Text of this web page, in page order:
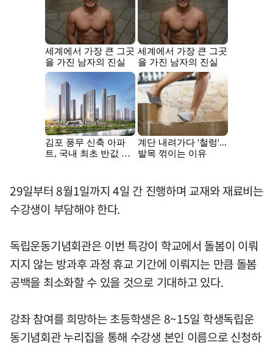
29일부터 8월1일까지 4일 간 진행하며 교재와 재료비는
수강생이 부담해야 한다.
독립운동기념회관은 이번 특강이 학교에서 돌봄이 이뤄
지지 않는 방과후 과정 휴교 기간에 이뤄지는 만큼 돌봄
공백을 최소화할 수 있을 것으로 기대하고 있다.
강좌 참여를 희망하는 초등학생은 8~15일 학생독립운
동기념회관 누리집을 통해 수강생 본인 이름으로 신청하